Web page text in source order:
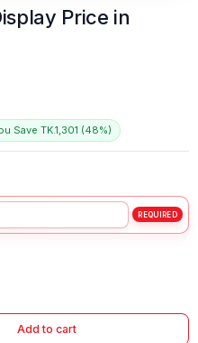
Price in
Save TK.1,301 (48%)
Add to cart